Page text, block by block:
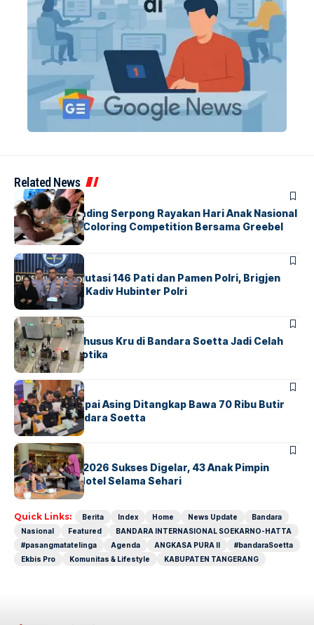
Related News
BERITAINDEX
Atria Hotel Gading Serpong Rayakan Hari Anak Nasional
Lewat Family Coloring Competition Bersama Greebel
Indonesia
BERITA
Mabes Polri Mutasi 146 Pati dan Pamen Polri, Brigjen
Untung Jabat Kadiv Hubinter Polri
BANDARABERITA
Ketika Jalur Khusus Kru di Bandara Soetta Jadi Celah
Sindikat Narkotika
BANDARA BERITA
Kopilot Maskapai Asing Ditangkap Bawa 70 Ribu Butir
Ekstasi di Bandara Soetta
BERITAINDEX
GM For A Day 2026 Sukses Digelar, 43 Anak Pimpin
Operasional Hotel Selama Sehari
Quick Links: Berita Index Home News Update
Bandara
Nasional
Featured
BANDARA INTERNASIONAL SOEKARNO-HATTA
#pasangmatatelinga
Agenda ANGKASA PURA II
#bandaraSoetta
Ekbis Pro
Komunitas & Lifestyle KABUPATEN TANGERANG